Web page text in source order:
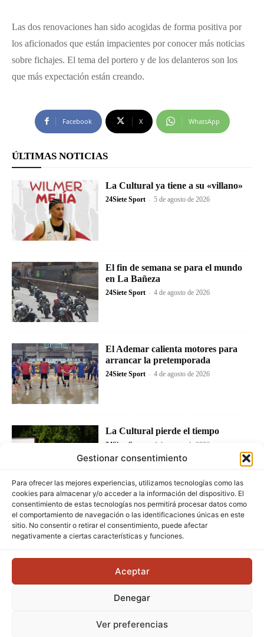
Gestionar consentimiento
Para ofrecer las mejores experiencias, utilizamos tecnologías como las
cookies para almacenar y/o acceder a la información del dispositivo. El
consentimiento de estas tecnologías nos permitirá procesar datos como
el comportamiento de navegación o las identificaciones únicas en este
sitio. No consentir o retirar el consentimiento, puede afectar
negativamente a ciertas características y funciones.
Aceptar
Denegar
Ver preferencias
Las dos renovaciones han sido acogidas de forma positiva por
los aficionados que están impacientes por conocer más noticias
sobre fichajes. El tema del portero y de los delanteros son los
que más expectación están creando.
Facebook X WhatsApp
ÚLTIMAS NOTICIAS
La Cultural ya tiene a su «villano»
24Siete Sport - 5 de agosto de 2026
El fin de semana se para el mundo
en La Bañeza
24Siete Sport - 4 de agosto de 2026
El Ademar calienta motores para
arrancar la pretemporada
24Siete Sport - 4 de agosto de 2026
La Cultural pierde el tiempo
24Siete Sport 4 de agosto de 2026